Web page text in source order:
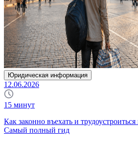
Юридическая информация
12.06.2026
15 минут
Как законно въехать и
Самый полный гид